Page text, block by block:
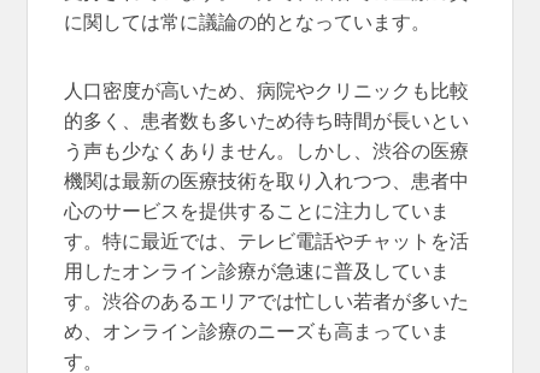
に関しては常に議論の的となっています。
人口密度が高いため、病院やクリニックも比較
的多く、患者数も多いため待ち時間が長いとい
う声も少なくありません。しかし、渋谷の医療
機関は最新の医療技術を取り入れつつ、患者中
心のサービスを提供することに注力していま
す。特に最近では、テレビ電話やチャットを活
用したオンライン診療が急速に普及していま
す。渋谷のあるエリアでは忙しい若者が多いた
め、オンライン診療のニーズも高まっていま
す。